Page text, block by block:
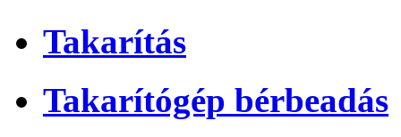
Takarítás
Takarítógép bérbeadás